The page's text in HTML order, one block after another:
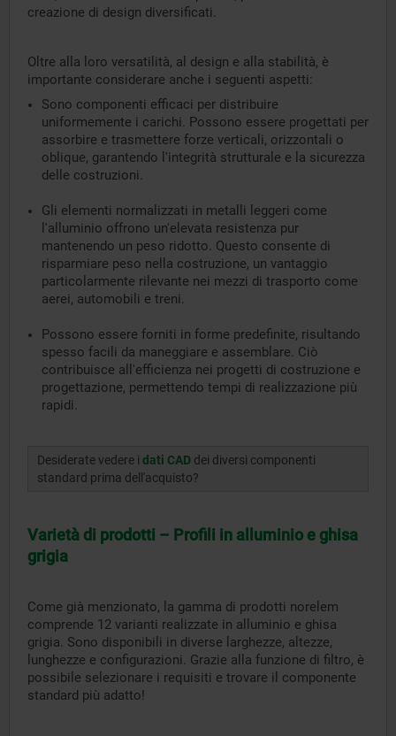
creazione di design diversificati.
Oltre alla loro versatilità, al design e alla stabilità, è
importante considerare anche i seguenti aspetti:
Sono componenti efficaci per distribuire
uniformemente i carichi. Possono essere progettati per
assorbire e trasmettere forze verticali, orizzontali o
oblique, garantendo l'integrità strutturale e la sicurezza
delle costruzioni.
Gli elementi normalizzati in metalli leggeri come
l'alluminio offrono un'elevata resistenza pur
mantenendo un peso ridotto. Questo consente di
risparmiare peso nella costruzione, un vantaggio
particolarmente rilevante nei mezzi di trasporto come
aerei, automobili e treni.
Possono essere forniti in forme predefinite, risultando
spesso facili da maneggiare e assemblare. Ciò
contribuisce all'efficienza nei progetti di costruzione e
progettazione, permettendo tempi di realizzazione più
rapidi.
Desiderate vedere i dati CAD dei diversi componenti
standard prima dell'acquisto?
Varietà di prodotti – Profili in alluminio e ghisa
grigia
Come già menzionato, la gamma di prodotti norelem
comprende 12 varianti realizzate in alluminio e ghisa
grigia. Sono disponibili in diverse larghezze, altezze,
lunghezze e configurazioni. Grazie alla funzione di filtro, è
possibile selezionare i requisiti e trovare il componente
standard più adatto!